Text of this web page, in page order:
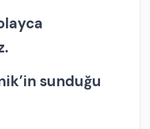
sunduğu